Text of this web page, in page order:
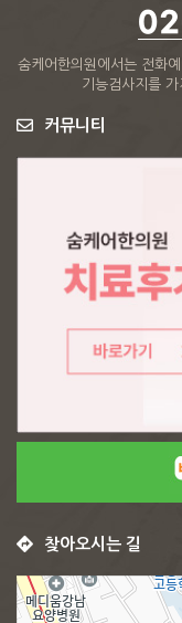
숨케어한의원에서는 전화
기능검사지를
커뮤니티
찾아오시는 길